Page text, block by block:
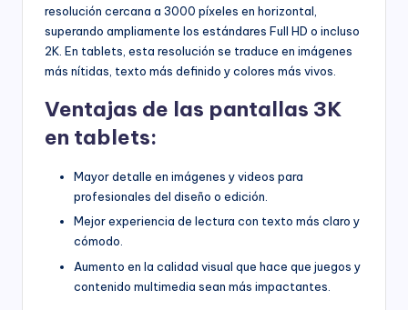
resolución cercana a 3000 píxeles en horizontal,
superando ampliamente los estándares Full HD o incluso
2K. En tablets, esta resolución se traduce en imágenes
más nítidas, texto más definido y colores más vivos.
Ventajas de las pantallas 3K
en tablets:
Mayor detalle en imágenes y videos para
profesionales del diseño o edición.
Mejor experiencia de lectura con texto más claro y
cómodo.
Aumento en la calidad visual que hace que juegos y
contenido multimedia sean más impactantes.